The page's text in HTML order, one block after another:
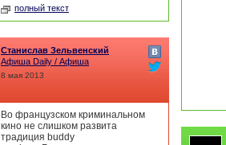
полный текст
Станислав Зельвенский
Афиша Daily / Афиша
8 мая 2013
Во французском криминальном
кино не слишком развита
традиция buddy